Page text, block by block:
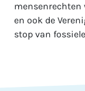
mensenrechten
en ook de
stop van